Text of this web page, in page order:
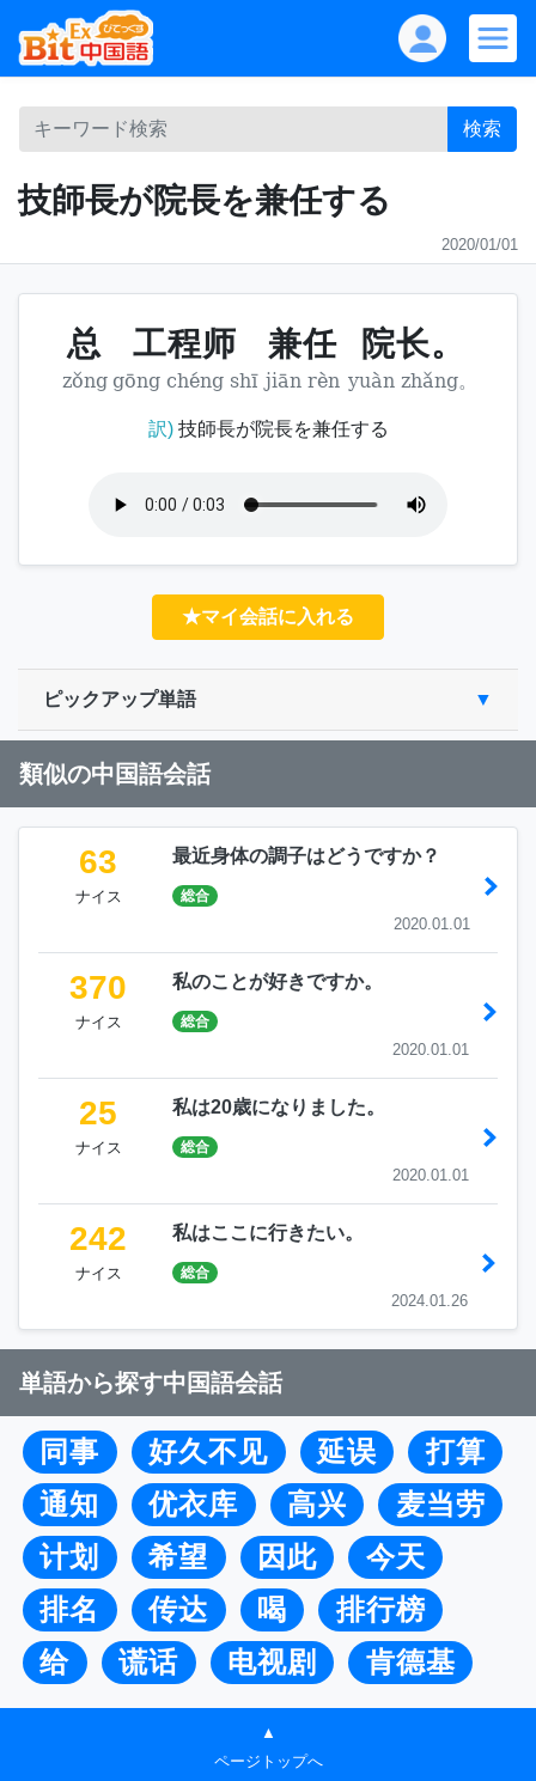
検索
技師長が院長を兼任する
2020/01/01
总 工程师 兼任 院长。
zǒng gōng chéng shī jiān rèn yuàn zhǎng。
訳)技師長が院長を兼任する
★マイ会話に入れる
ピックアップ単語
類似の中国語会話
63
ナイス
最近身体の調子はどうですか？
総合
2020.01.01
370
ナイス
私のことが好きですか。
総合
2020.01.01
25
ナイス
私は20歳になりました。
総合
2020.01.01
242
ナイス
私はここに行きたい。
総合
2024.01.26
単語から探す中国語会話
同事 好久不见 延误
打算
通知
优衣库 高兴
麦当劳
计划
希望 因此
今天
排名
传达 喝
排行榜
给
谎话 电视剧 肯德基
▲
ページトップへ